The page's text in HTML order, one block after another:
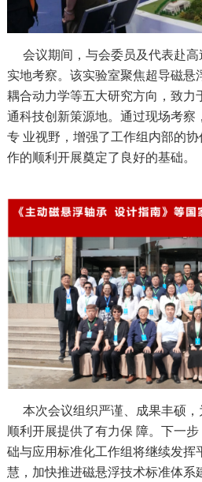
会议期间，与会委员及代表赴
实地考察。该实验室聚焦超导磁悬
耦合动力学等五大研究方向，致力
通科技创新策源地。通过现场考察
专 业视野，增强了工作组内部的
作的顺利开展奠定了良好的基础。
本次会议组织严谨、成果丰硕，
顺利开展提供了有力保 障。下一
础与应用标准化工作组将继续发挥
慧，加快推进磁悬浮技术标准体系